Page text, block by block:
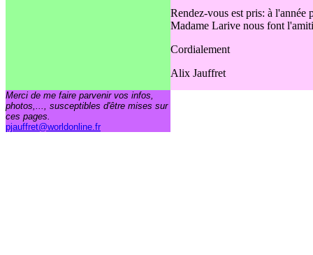
Rendez-vous est pris: à
Madame Larive nous font
Cordialement
Alix Jauffret
Merci de me faire parvenir vos infos,
photos,..., susceptibles d'être mises sur
ces pages.
pjauffret@worldonline.fr